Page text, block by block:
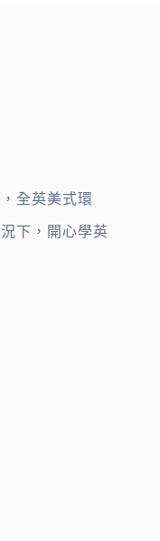
全英美式環
下，開心學英